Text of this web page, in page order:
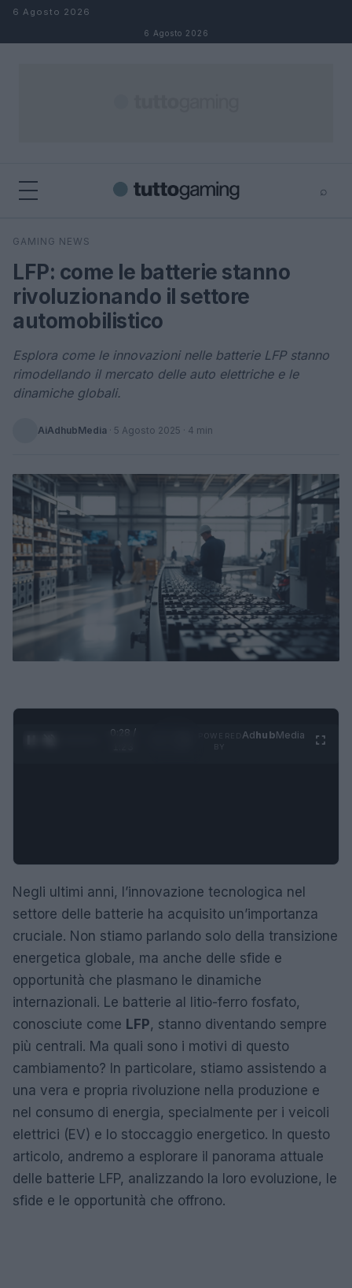
Salta al contenuto
6 Agosto 2026
6 Agosto 2026
⌕
Cerca
GAMING NEWS
LFP: come le batterie stanno
rivoluzionando il settore
automobilistico
Esplora come le innovazioni nelle batterie LFP stanno
rimodellando il mercato delle auto elettriche e le
dinamiche globali.
AiAdhubMedia · 5 Agosto 2025 · 4 min
0:29 /
AdhubMedia
Negli ultimi anni, l’innovazione tecnologica nel
settore delle batterie ha acquisito un’importanza
cruciale. Non stiamo parlando solo della transizione
energetica globale, ma anche delle sfide e
opportunità che plasmano le dinamiche
internazionali. Le batterie al litio-ferro fosfato,
conosciute come LFP, stanno diventando sempre
più centrali. Ma quali sono i motivi di questo
cambiamento? In particolare, stiamo assistendo a
una vera e propria rivoluzione nella produzione e
nel consumo di energia, specialmente per i veicoli
elettrici (EV) e lo stoccaggio energetico. In questo
articolo, andremo a esplorare il panorama attuale
delle batterie LFP, analizzando la loro evoluzione, le
sfide e le opportunità che offrono.